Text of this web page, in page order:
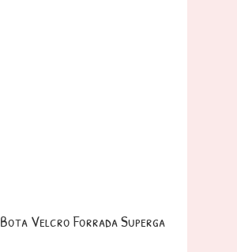
Bota Velcro Forrada Superga